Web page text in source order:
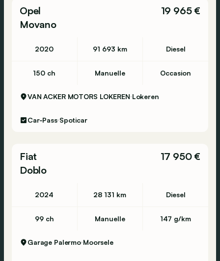
Opel
Movano
19 965 €
2020 91 693 km Diesel
150 ch Manuelle Occasion
VAN ACKER MOTORS LOKEREN Lokeren
Car-Pass Spoticar
Fiat
Doblo
17 950 €
2024 28 131 km Diesel
99 ch Manuelle 147 g/km
Garage Palermo Moorsele